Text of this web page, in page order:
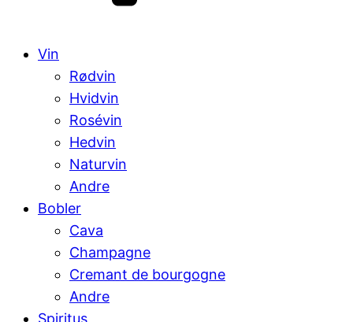
Vin
Rødvin
Hvidvin
Rosévin
Hedvin
Naturvin
Andre
Bobler
Cava
Champagne
Cremant de bourgogne
Andre
Spiritus